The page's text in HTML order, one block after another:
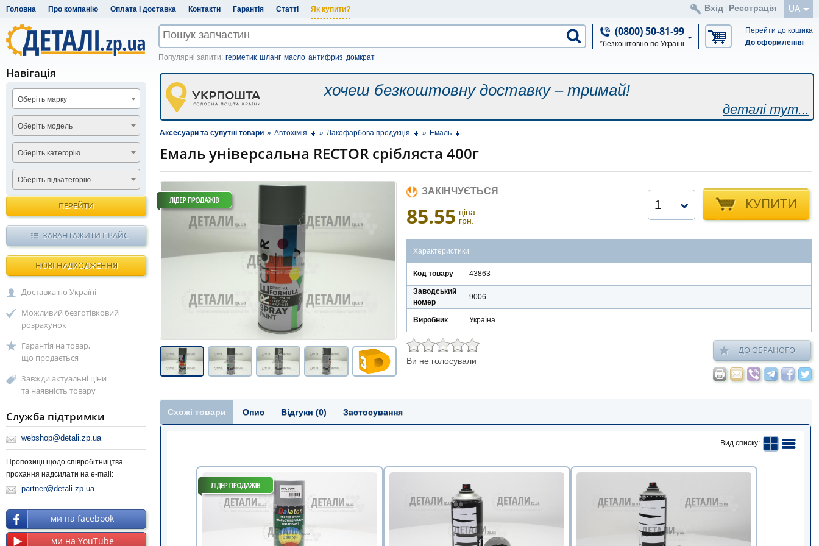
Головна Про компанію Оплата і доставка Контакти Гарантія Статті Як купити? UA
Вхід Реєстрація
(0800) 50-81-99
*безкоштовно по Україні
Перейти до кошика
До оформлення
Популярні запити: герметик шланг масло антифриз домкрат
хочеш безкоштовну доставку – тримай!
деталі тут...
Аксесуари та супутні товари » Автохімія » Лакофарбова продукція » Емаль
Емаль універсальна RECTOR срібляста 400г
ЗАКІНЧУЄТЬСЯ
85.55 ціна
грн.
КУПИТИ
1
Характеристики
Код товару 43863
Заводський
номер
9006
Виробник Україна
Ви не голосували
ДО ОБРАНОГО
Схожі товари Опис Відгуки (0) Застосування
Вид списку:
Навігація
Оберіть марку
Оберіть модель
Оберіть категорію
Оберіть підкатегорію
ПЕРЕЙТИ
ЗАВАНТАЖИТИ ПРАЙС
НОВІ НАДХОДЖЕННЯ
Доставка по Україні
Можливий безготівковий
розрахунок
Гарантія на товар,
що продається
Завжди актуальні ціни
та наявність товару
Служба підтримки
webshop@detali.zp.ua
Пропозиції щодо співробітництва
прохання надсилати на e-mail:
partner@detali.zp.ua
ми на facebook
ми на YouTube